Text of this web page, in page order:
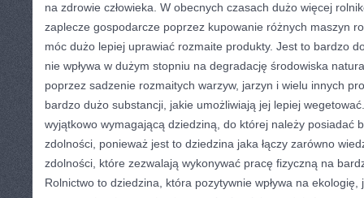
na zdrowie człowieka. W obecnych czasach dużo więcej
zaplecze gospodarcze poprzez kupowanie różnych maszyn
móc dużo lepiej uprawiać rozmaite produkty. Jest to bardzo
nie wpływa w dużym stopniu na degradację środowiska
poprzez sadzenie rozmaitych warzyw, jarzyn i wielu innych
bardzo dużo substancji, jakie umożliwiają jej lepiej
wyjątkowo wymagającą dziedziną, do której należy posiadać
zdolności, ponieważ jest to dziedzina jaka łączy zarówno
zdolności, które zezwalają wykonywać pracę fizyczną na
Rolnictwo to dziedzina, która pozytywnie wpływa na